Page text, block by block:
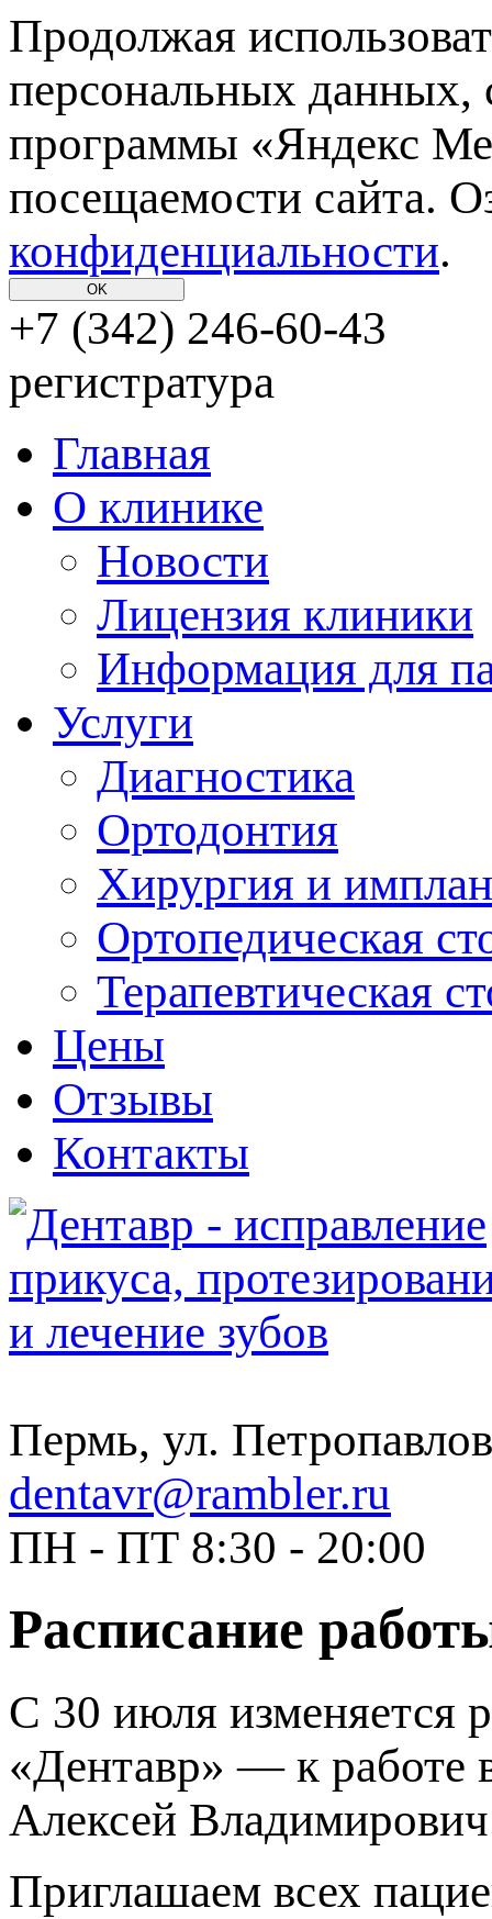
Продолжая
персональных данных,
программы «Яндекс
посещаемости сайта.
конфиденциальности.
OK
+7 (342) 246-60-43
регистратура
Главная
О клинике
Новости
Лицензия клиники
Информация для
Услуги
Диагностика
Ортодонтия
Хирургия и
Ортопедическая
Терапевтическая
Цены
Отзывы
Контакты
Пермь, ул.
dentavr@rambler.ru
ПН - ПТ 8:30 - 20:00
Расписание
С 30 июля изменяется
«Дентавр» — к работе
Алексей
Приглашаем всех